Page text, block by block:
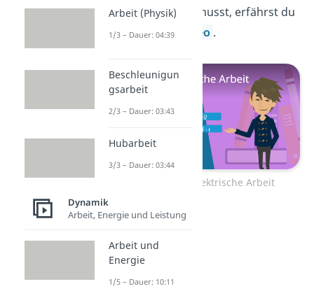
über sie wissen musst, erfährst du
im nächsten
Video .
Zum Video: Elektrische Arbeit
Arbeit (Physik)
1/3 – Dauer: 04:39
Beschleunigun
gsarbeit
2/3 – Dauer: 03:43
Hubarbeit
3/3 – Dauer: 03:44
Dynamik
Arbeit, Energie und Leistung
Arbeit und
Energie
1/5 – Dauer: 10:11